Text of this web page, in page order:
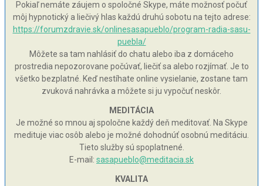
Pokiaľ nemáte záujem o spoločné Skype, máte možnosť počuť
môj hypnotický a liečivý hlas každú druhú sobotu na tejto adrese:
https://forumzdravie.sk/onlinesasapueblo/program-radia-sasu-
puebla/
Môžete sa tam nahlásiť do chatu alebo iba z domáceho
prostredia nepozorovane počúvať, liečiť sa alebo rozjímať. Je to
všetko bezplatné. Keď nestíhate online vysielanie, zostane tam
zvuková nahrávka a môžete si ju vypočuť neskôr.
MEDITÁCIA
Je možné so mnou aj spoločne každý deň meditovať. Na Skype
medituje viac osôb alebo je možné dohodnúť osobnú meditáciu.
Tieto služby sú spoplatnené.
E-mail: sasapueblo@meditacia.sk
KVALITA